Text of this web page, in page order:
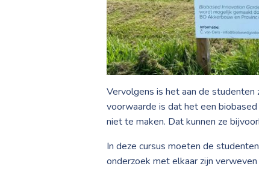
Vervolgens is het aan de
voorwaarde is dat het een
niet te maken. Dat kunnen ze
In deze cursus moeten de
onderzoek met elkaar zijn